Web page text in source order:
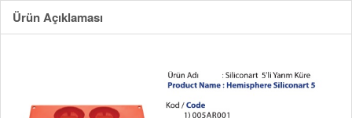
Ürün Açıklaması